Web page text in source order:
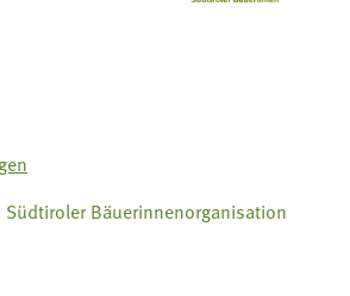
Bäuerinnenorganisation